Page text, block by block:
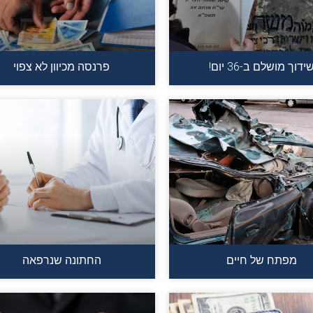
שידוך מושלם ב-36 יום! פרנסה מכיוון לא צפוי
מפתח של חיים החתונה שנרפאה